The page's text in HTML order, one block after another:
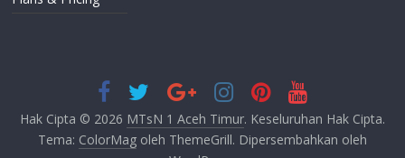
Hak Cipta © 2026 MTsN 1 Aceh Timur. Keseluruhan Hak Cipta.
Tema: ColorMagoleh ThemeGrill. Dipersembahkan oleh